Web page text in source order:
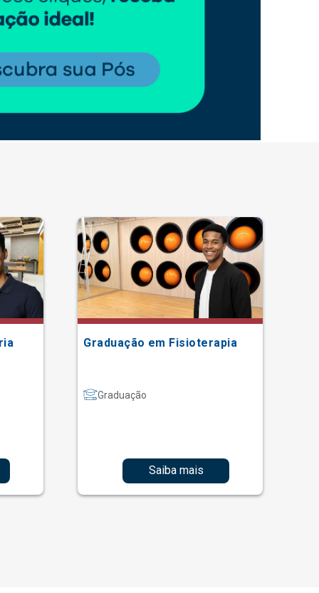
Graduação em Fisioterapia
Graduação
Saiba mais